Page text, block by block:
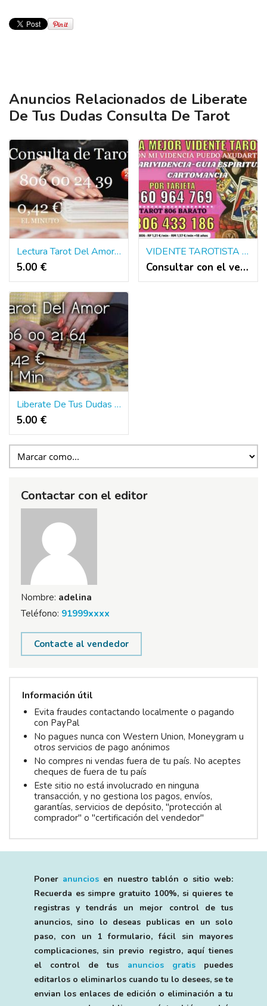
Anuncios Relacionados de Liberate
De Tus Dudas Consulta De Tarot
Lectura Tarot Del Amor : Tarot Economico
5.00 €
VIDENTE TAROTISTA BARATA CASI GRATIS LA MEJOR
Consultar con el vendedor
Liberate De Tus Dudas | Tarot Del Amor
5.00 €
Contactar con el editor
Nombre: adelina
Teléfono: 91999xxxx
Contacte al vendedor
Información útil
Evita fraudes contactando localmente o pagando
con PayPal
No pagues nunca con Western Union, Moneygram u
otros servicios de pago anónimos
No compres ni vendas fuera de tu país. No aceptes
cheques de fuera de tu país
Este sitio no está involucrado en ninguna
transacción, y no gestiona los pagos, envíos,
garantías, servicios de depósito, "protección al
comprador" o "certificación del vendedor"
Poner anunciosen nuestro tablón o sitio web:
Recuerda es simpre gratuito 100%, si quieres te
registras y tendrás un mejor control de tus
anuncios, sino lo deseas publicas en un solo
paso, con un 1 formulario, fácil sin mayores
complicaciones, sin previo registro, aquí tienes
el control de tus anuncios gratispuedes
editarlos o eliminarlos cuando tu lo desees, se te
envian los enlaces de edición o eliminación a tu